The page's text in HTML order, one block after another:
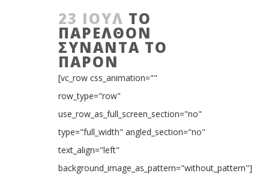
23 ΙΟΎΛ ΤΟ
ΠΑΡΕΛΘΟΝ
ΣΥΝΑΝΤΑ ΤΟ
ΠΑΡΟΝ
[vc_row css_animation=""
row_type="row"
use_row_as_full_screen_section="no"
type="full_width" angled_section="no"
text_align="left"
background_image_as_pattern="without_pattern"]